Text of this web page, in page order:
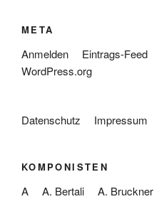
META
Anmelden Eintrags-Feed
WordPress.org
Datenschutz Impressum
KOMPONISTEN
A A. Bertali A. Bruckner